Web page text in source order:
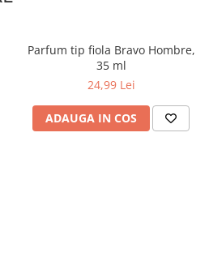
Parfum tip fiola Bravo Hombre,
35 ml
24,99 Lei
ADAUGA IN COS